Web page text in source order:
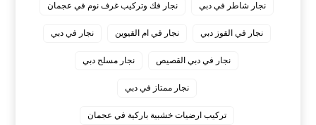
نجار شاطر في دبي نجار فك وتركيب غرف نوم في عجمان
نجار في القوز دبي نجار في ام القيوين نجار في دبي
نجار في دبي القصيص نجار مسلح دبي
نجار ممتاز في دبي
‏تركيب ارضيات خشبية باركية في عجمان